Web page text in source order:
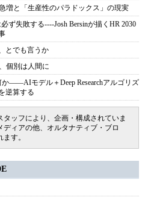
増と「生産性のパラドックス」の現実
ず失敗する----Josh Bersinが描くHR 2030
とでも言うか
個別は人間に
――AIモデル＋Deep Researchアルゴリズ
逆算する
ッフにより、企画・構成されていま
ィアの他、オルタナティブ・ブロ
す。